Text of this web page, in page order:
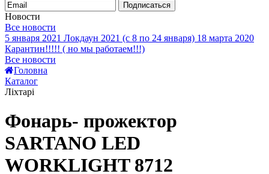
Подписаться
Новости
Все новости
5 января 2021 Локдаун 2021 (с 8 по 24 января) 18 марта 2020
Карантин!!!!! ( но мы работаем!!!)
Все новости
Головна
Каталог
Ліхтарі
Фонарь- прожектор
SARTANO LED
WORKLIGHT 8712